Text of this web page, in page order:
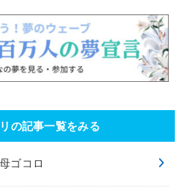
の記事一覧をみる
母ゴコロ